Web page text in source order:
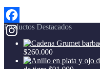
Facebook
Instagram
Productos Destacados
$260.000